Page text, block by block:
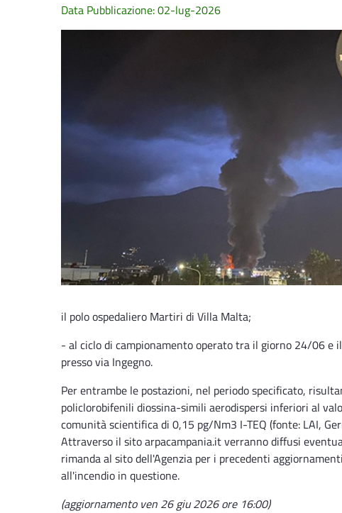
Data Pubblicazione: 02-lug-2026
il polo ospedaliero Martiri di Villa Malta;
- al ciclo di campionamento operato tra il giorno 24/06
presso via Ingegno.
Per entrambe le postazioni, nel periodo specificato,
policlorobifenili diossina-simili aerodispersi inferiori al
comunità scientifica di 0,15 pg/Nm3 I-TEQ (fonte: LAI,
Attraverso il sito arpacampania.it verranno diffusi
rimanda al sito dell'Agenzia per i precedenti
all'incendio in questione.
(aggiornamento ven 26 giu 2026 ore 16:00)